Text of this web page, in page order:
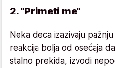
2. "Primeti me"
Neka deca izazivaju
reakcija bolja od osećaja
stalno prekida, izvodi